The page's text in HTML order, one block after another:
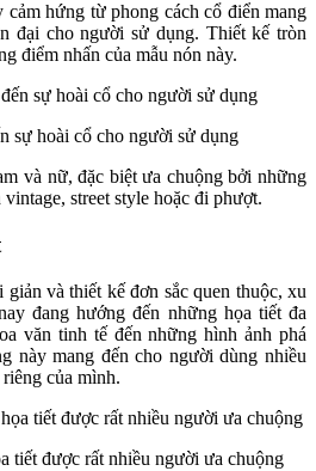
hứng từ phong cách cổ điển mang
đại cho người sử dụng. Thiết kế tròn
điểm nhấn của mẫu nón này.
sự hoài cổ cho người sử dụng
và nữ, đặc biệt ưa chuộng bởi những
street style hoặc đi phượt.
và thiết kế đơn sắc quen thuộc, xu
đang hướng đến những họa tiết đa
văn tinh tế đến những hình ảnh phá
này mang đến cho người dùng nhiều
của mình.
tiết được rất nhiều người ưa chuộng